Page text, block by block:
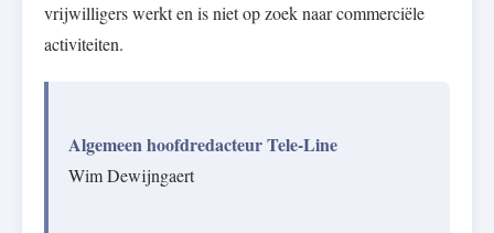
vrijwilligers werkt en is niet op zoek naar commerciële
activiteiten.
Algemeen hoofdredacteur Tele-Line
Wim Dewijngaert